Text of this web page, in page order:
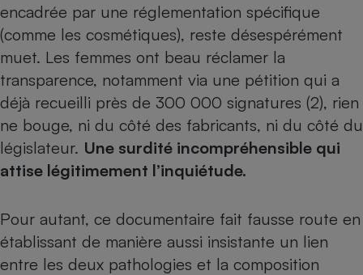
encadrée par une réglementation spécifique
(comme les cosmétiques), reste désespérément
muet. Les femmes ont beau réclamer la
transparence, notamment via une pétition qui a
déjà recueilli près de 300 000 signatures (2), rien
ne bouge, ni du côté des fabricants, ni du côté du
législateur. Une surdité incompréhensible qui
attise légitimement l’inquiétude.
Pour autant, ce documentaire fait fausse route en
établissant de manière aussi insistante un lien
entre les deux pathologies et la composition
Climatiseur -
Ventilateur
Antivirus
Climatiseur -
Ventilateur